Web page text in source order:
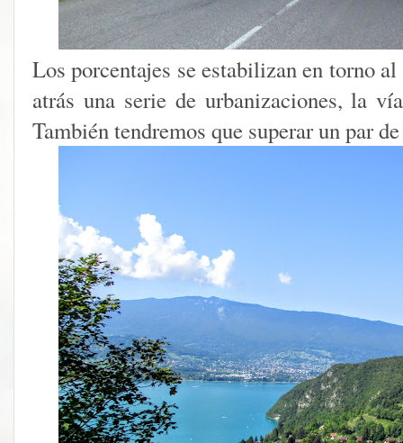
Los porcentajes se estabilizan en torno
atrás una serie de urbanizaciones, la
También tendremos que superar un par